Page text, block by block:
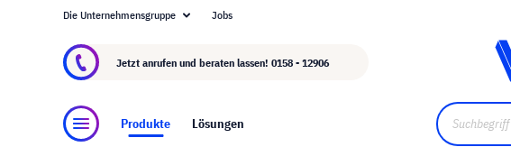
Über visunext.at
Die Unternehmensgruppe Jobs
Jetzt anrufen und beraten lassen! 0158 - 12906
Produkte Lösungen